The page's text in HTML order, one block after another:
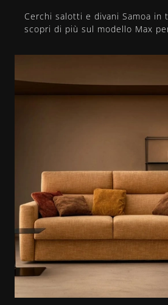
Cerchi salotti e divani Samoa in
scopri di più sul modello Max